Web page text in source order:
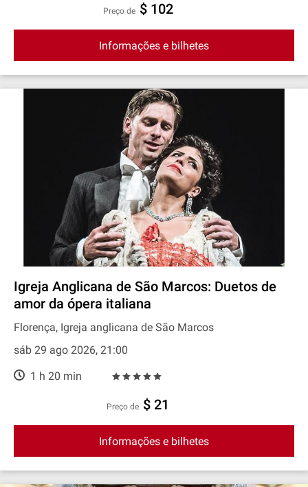
preço de $ 102
Informações e bilhetes
Igreja Anglicana de São Marcos: Duetos de
amor da ópera italiana
Florença, Igreja anglicana de São Marcos
sáb 29 ago 2026, 21:00
1 h 20 min
preço de $ 21
Informações e bilhetes